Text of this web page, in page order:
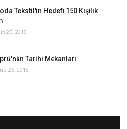
Tekstil'in Hedefi 150 Kişilik
25, 2018
Tarihi Mekanları
26, 2018